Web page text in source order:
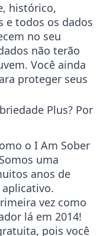
histórico,
e todos os dados
no seu
não terão
Você ainda
proteger seus
Plus? Por
o I Am Sober
uma
anos de
vez como
lá em 2014!
pois você